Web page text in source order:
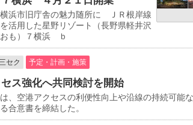
浜市旧庁舎の魅力随所に ＪＲ根岸線
活用した星野リゾート（長野県軽井沢
も）７横浜 ｂ
セク 予定・計画・施策
ス強化へ共同検討を開始
、空港アクセスの利便性向上や沿線の持続可能
合意書を締結した。